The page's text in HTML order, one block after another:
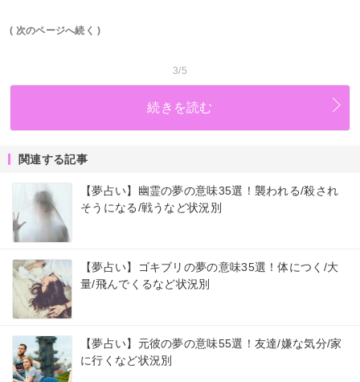
( 次のページへ続く )
3/5
続きを読む
関連する記事
【夢占い】幽霊の夢の意味35選！襲われる/殺され
そうになる/戦うなど状況別
【夢占い】ゴキブリの夢の意味35選！体につく/大
量/飛んでくるなど状況別
【夢占い】元彼の夢の意味55選！友達/嫌な気分/家
に行くなど状況別